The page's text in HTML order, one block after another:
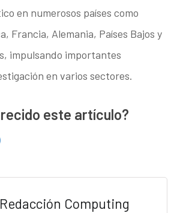
en numerosos países como
Francia, Alemania, Países Bajos y
impulsando importantes
en varios sectores.
este artículo?
Redacción Computing